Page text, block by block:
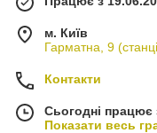
м. Київ
Гарматна, 9
Контакти
Сьогодні працює
Показати весь